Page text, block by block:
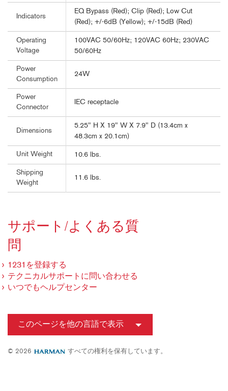
Indicators
EQ Bypass (Red); Clip (Red); Low Cut
(Red); +/-6dB (Yellow); +/-15dB (Red)
Operating
Voltage
100VAC 50/60Hz; 120VAC 60Hz; 230VAC
50/60Hz
Power
Consumption
24W
Power
Connector
IEC receptacle
Dimensions
5.25" H X 19" W X 7.9" D (13.4cm x
48.3cm x 20.1cm)
Unit Weight 10.6 lbs.
Shipping
Weight
11.6 lbs.
サポート/よくある質
問
1231を登録する
テクニカルサポートに問い合わせる
いつでもヘルプセンター
このページを他の言語で表示
© 2026 すべての権利を保有しています。